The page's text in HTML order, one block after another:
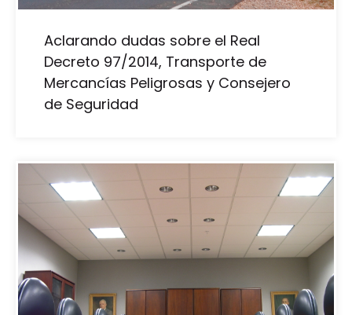
Aclarando dudas sobre el Real
Decreto 97/2014, Transporte de
Mercancías Peligrosas y Consejero
de Seguridad